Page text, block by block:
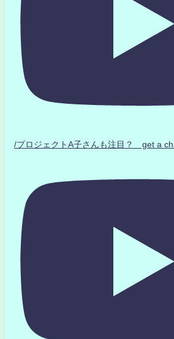
/プロジェクトA子さんも注目？ get a